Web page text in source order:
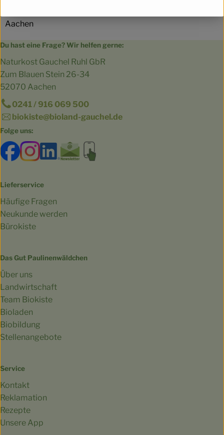
Aachen
Du hast eine Frage? Wir helfen gerne:
Naturkost Gauchel Ruhl GbR
Zum Blauen Stein 26-34
52070 Aachen
0241 / 916 069 500
biokiste@bioland-gauchel.de
Folge uns:
Externer Link zu https://www.facebook.com/
Externer Link zu https://www.instagram.com/
Externer Link zu https://
Externer Link zu https://
Lieferservice
Häufige Fragen
Neukunde werden
Bürokiste
Das Gut Paulinenwäldchen
Über uns
Landwirtschaft
Team Biokiste
Bioladen
Biobildung
Stellenangebote
Service
Kontakt
Reklamation
Rezepte
Unsere App